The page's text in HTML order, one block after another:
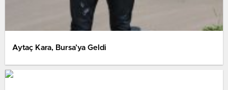
Aytaç Kara, Bursa’ya Geldi